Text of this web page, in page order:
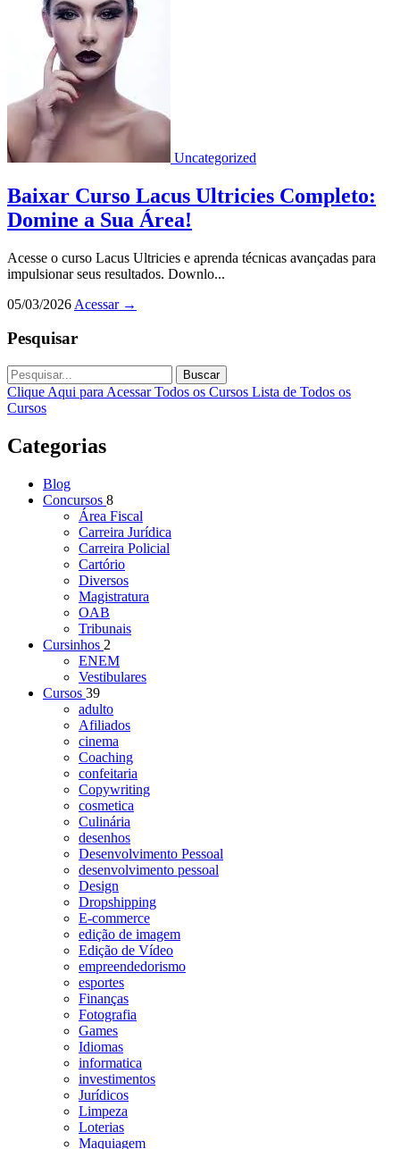
Uncategorized
Baixar Curso Lacus Ultricies Completo:
Domine a Sua Área!
Acesse o curso Lacus Ultricies e aprenda técnicas avançadas para
impulsionar seus resultados. Downlo...
05/03/2026 Acessar →
Pesquisar
Buscar
Clique Aqui para Acessar Todos os Cursos Lista de Todos os
Cursos
Categorias
Blog
Concursos 8
Área Fiscal
Carreira Jurídica
Carreira Policial
Cartório
Diversos
Magistratura
OAB
Tribunais
Cursinhos 2
ENEM
Vestibulares
Cursos 39
adulto
Afiliados
cinema
Coaching
confeitaria
Copywriting
cosmetica
Culinária
desenhos
Desenvolvimento Pessoal
desenvolvimento pessoal
Design
Dropshipping
E-commerce
edição de imagem
Edição de Vídeo
empreendedorismo
esportes
Finanças
Fotografia
Games
Idiomas
informatica
investimentos
Jurídicos
Limpeza
Loterias
Maquiagem